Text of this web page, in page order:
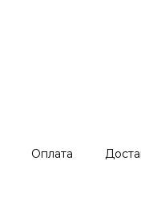
Оплата